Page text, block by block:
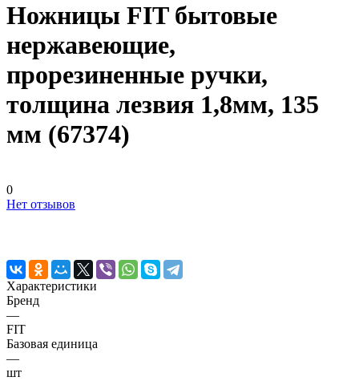
Ножницы FIT бытовые
нержавеющие,
прорезиненные ручки,
толщина лезвия 1,8мм, 135
мм (67374)
0
Нет отзывов
Характеристики
Бренд
—
FIT
Базовая единица
—
шт